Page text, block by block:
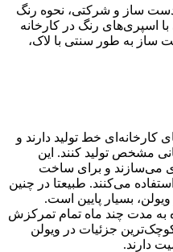
دست ساز و شرکتی، نحوه رنگ
اسپری‌های رنگ در کارخانه
ساز به طور سنتی با لاک،
کارخانه‌ای خط تولید دارند و
مشخص تولید کنند. این
می‌سازند و برای ساخت
می‌کنند. طبیعتا در چنین
بسیار پایین است.
مدت چند ماه تمام تمرکزش
جزئیات در ویولن
دارند.